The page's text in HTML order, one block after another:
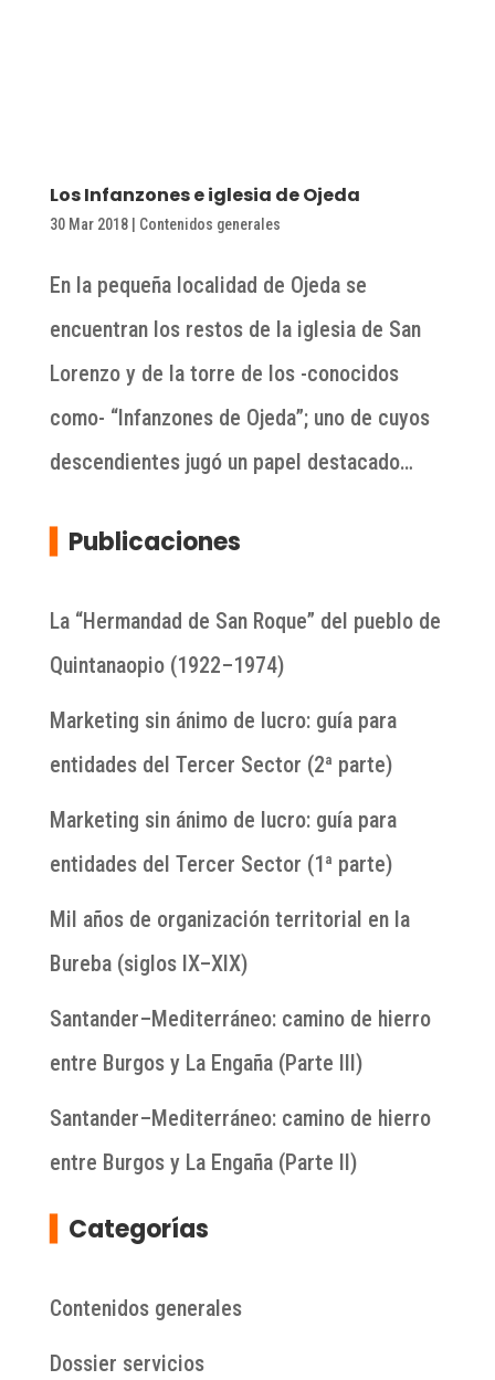
Los Infanzones e iglesia de Ojeda
30 Mar 2018| Contenidos generales
En la pequeña localidad de Ojeda se
encuentran los restos de la iglesia de San
Lorenzo y de la torre de los -conocidos
como- “Infanzones de Ojeda”; uno de cuyos
descendientes jugó un papel destacado…
Publicaciones
La “Hermandad de San Roque” del pueblo de
Quintanaopio (1922–1974)
Marketing sin ánimo de lucro: guía para
entidades del Tercer Sector (2ª parte)
Marketing sin ánimo de lucro: guía para
entidades del Tercer Sector (1ª parte)
Mil años de organización territorial en la
Bureba (siglos IX–XIX)
Santander–Mediterráneo: camino de hierro
entre Burgos y La Engaña (Parte III)
Santander–Mediterráneo: camino de hierro
entre Burgos y La Engaña (Parte II)
Categorías
Contenidos generales
Dossier servicios